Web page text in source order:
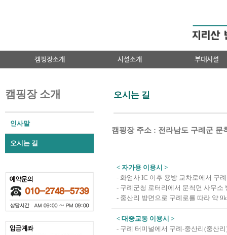
캠핑장소개 시설소개 부대시설
캠핑장 소개 오시는 길
인사말
오시는 길
캠핑장 주소 : 전라남도 구례군 문
< 자가용 이용시 >
- 화엄사 IC 이후 용방 교차로에서 구
- 구례군청 로터리에서 문척면 사무소
- 중산리 방면으로 구례로를 따라 약
< 대중교통 이용시 >
- 구례 터미널에서 구례-중산리(중산